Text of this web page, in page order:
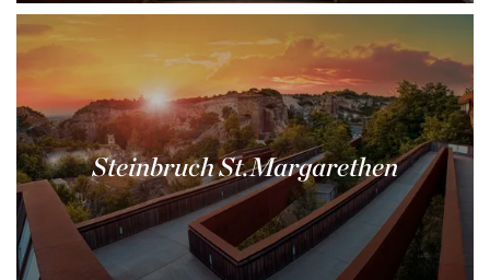
Steinbruch St.Margarethen